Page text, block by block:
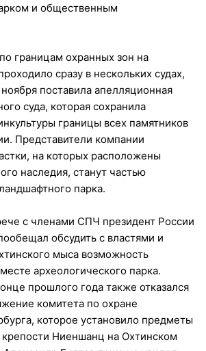
и общественным
границам охранных зон на
сразу в нескольких судах,
поставила апелляционная
суда, которая сохранила
границы всех памятников
Представители компании
на которых расположены
наследия, станут частью
парка.
с членами СПЧ президент России
обсудить с властями и
мыса возможность
археологического парка.
прошлого года также отказался
комитета по охране
которое установило предметы
Ниеншанц на Охтинском